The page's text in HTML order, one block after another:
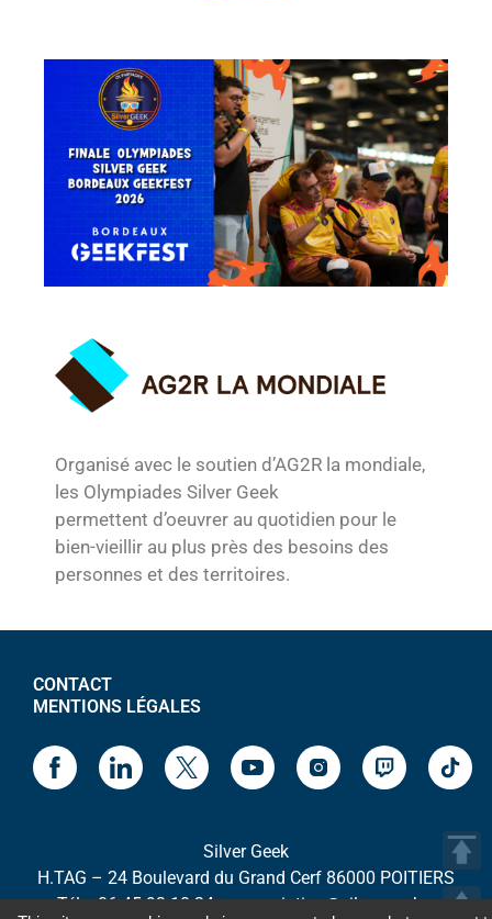
Organisé avec le soutien d’AG2R la mondiale,
les Olympiades Silver Geek
permettent d’oeuvrer au quotidien pour le
bien-vieillir au plus près des besoins des
personnes et des territoires.
CONTACT
MENTIONS LÉGALES
Silver Geek
H.TAG – 24 Boulevard du Grand Cerf 86000 POITIERS
– Tél. : 06 45 93 10 24 – association@silver-geek.org